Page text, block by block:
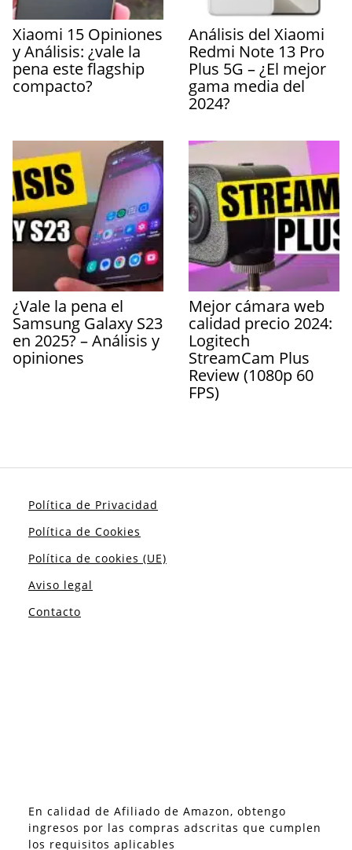
Xiaomi 15 Opiniones
y Análisis: ¿vale la
pena este flagship
compacto?
Análisis del Xiaomi
Redmi Note 13 Pro
Plus 5G – ¿El mejor
gama media del
2024?
¿Vale la pena el
Samsung Galaxy S23
en 2025? – Análisis y
opiniones
Mejor cámara web
calidad precio 2024:
Logitech
StreamCam Plus
Review (1080p 60
FPS)
Política de Privacidad
Política de Cookies
Política de cookies (UE)
Aviso legal
Contacto
En calidad de Afiliado de Amazon, obtengo
ingresos por las compras adscritas que cumplen
los requisitos aplicables